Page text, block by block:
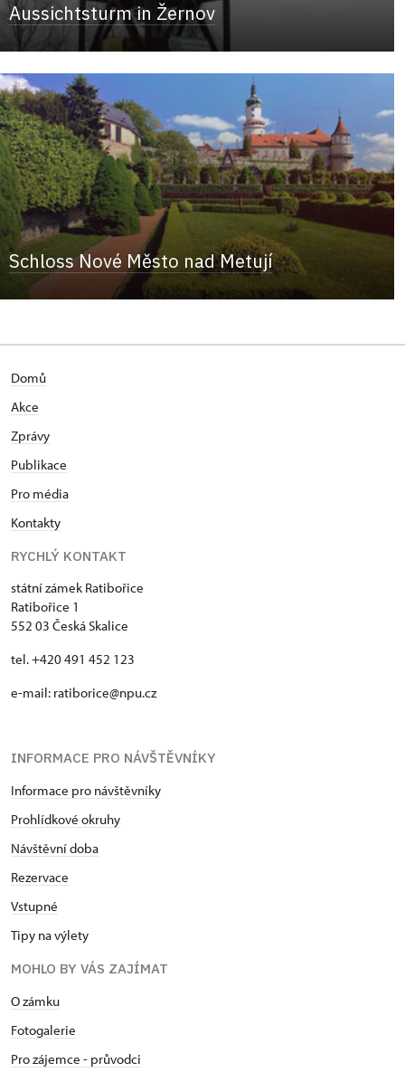
Aussichtsturm in Žernov
Schloss Nové Město nad Metují
Domů
Akce
Zprávy
Publikace
Pro média
Kontakty
RYCHLÝ KONTAKT
státní zámek Ratibořice
Ratibořice 1
552 03 Česká Skalice
tel. +420 491 452 123
e-mail: ratiborice@npu.cz
INFORMACE PRO NÁVŠTĚVNÍKY
Informace pro návštěvníky
Prohlídkové okruhy
Návštěvní doba
Rezervace
Vstupné
Tipy na výlety
MOHLO BY VÁS ZAJÍMAT
O zámku
Fotogalerie
Pro zájemce - průvodci